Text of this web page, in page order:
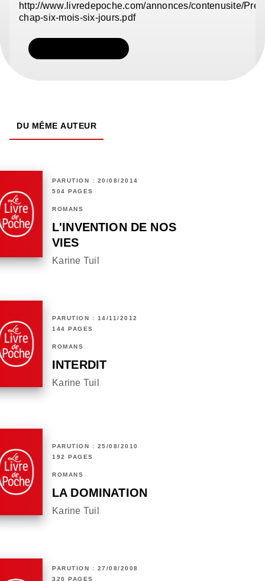
http://www.livredepoche.com/annonces/contenusite/
chap-six-mois-six-jours.pdf
DU MÊME AUTEUR
PARUTION : 20/08/2014
504 PAGES
ROMANS
L'INVENTION DE NOS
VIES
Karine Tuil
PARUTION : 14/11/2012
144 PAGES
ROMANS
INTERDIT
Karine Tuil
PARUTION : 25/08/2010
192 PAGES
ROMANS
LA DOMINATION
Karine Tuil
PARUTION : 27/08/2008
320 PAGES